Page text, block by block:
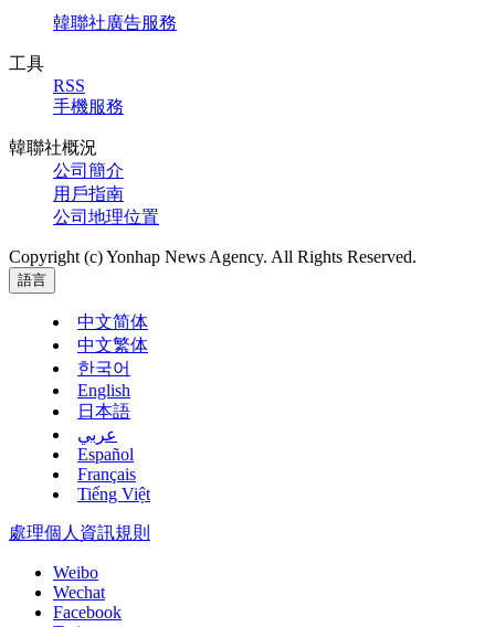
韓聯社廣告服務
工具
RSS
手機服務
韓聯社概況
公司簡介
用戶指南
公司地理位置
Copyright (c) Yonhap News Agency. All Rights Reserved.
語言
中文简体
中文繁体
한국어
English
日本語
عربي
Español
Français
Tiếng Việt
處理個人資訊規則
Weibo
Wechat
Facebook